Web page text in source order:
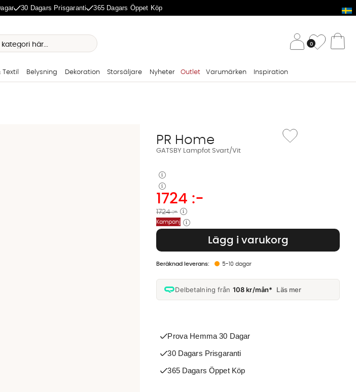
30 Dagars Prisgaranti 365 Dagars Öppet Köp
0
Belysning Dekoration Storsäljare Nyheter Outlet Varumärken Inspiration
GATSBY Lampfot Svart/Vit
PR Home
Lägg till i önskelista:
1724 :-
1724 :-
Kampanj
Lägg i varukorg
Delbetalning från 108 kr/mån* Läs mer
5-10 dagar
Prova Hemma 30 Dagar
30 Dagars Prisgaranti
365 Dagars Öppet Köp